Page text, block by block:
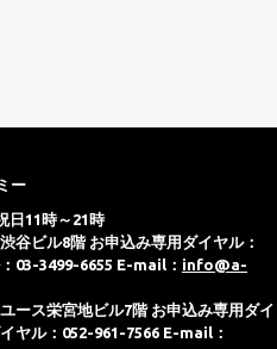
ー
日11時～21時
谷ビル8階 お申込み専用ダイヤル：
03-3499-6655 E-mail： info@a-
ース栄宮地ビル7階 お申込み専用ダイ
ヤル：052-961-7566 E-mail：